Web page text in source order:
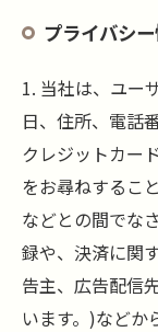
プライバシ
1. 当社は、ユー
日、住所、電話
クレジットカー
をお尋ねするこ
などとの間でな
録や、決済に関
告主、広告配信
います。)などか